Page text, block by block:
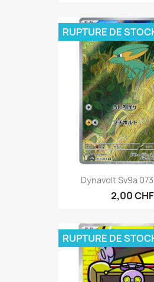
Dynavolt Sv9a
2,00 CHF
RUPTURE DE
RUPTURE DE